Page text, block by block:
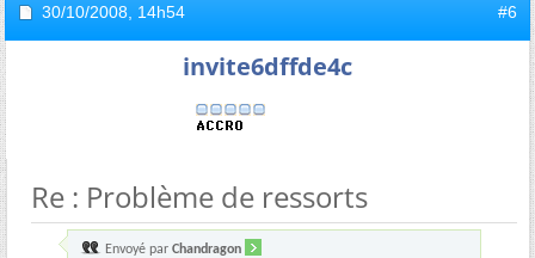
30/10/2008, 14h54 #6
invite6dffde4c
Re : Problème de ressorts
Envoyé par Chandragon